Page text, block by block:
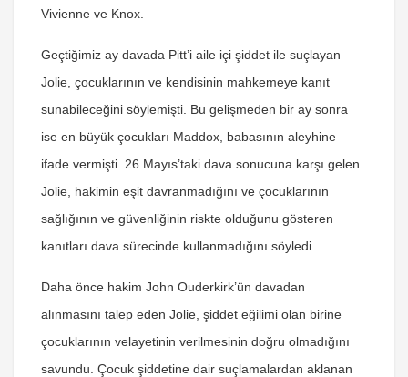
Vivienne ve Knox.
Geçtiğimiz ay davada Pitt’i aile içi şiddet ile suçlayan
Jolie, çocuklarının ve kendisinin mahkemeye kanıt
sunabileceğini söylemişti. Bu gelişmeden bir ay sonra
ise en büyük çocukları Maddox, babasının aleyhine
ifade vermişti. 26 Mayıs’taki dava sonucuna karşı gelen
Jolie, hakimin eşit davranmadığını ve çocuklarının
sağlığının ve güvenliğinin riskte olduğunu gösteren
kanıtları dava sürecinde kullanmadığını söyledi.
Daha önce hakim John Ouderkirk’ün davadan
alınmasını talep eden Jolie, şiddet eğilimi olan birine
çocuklarının velayetinin verilmesinin doğru olmadığını
savundu. Çocuk şiddetine dair suçlamalardan aklanan